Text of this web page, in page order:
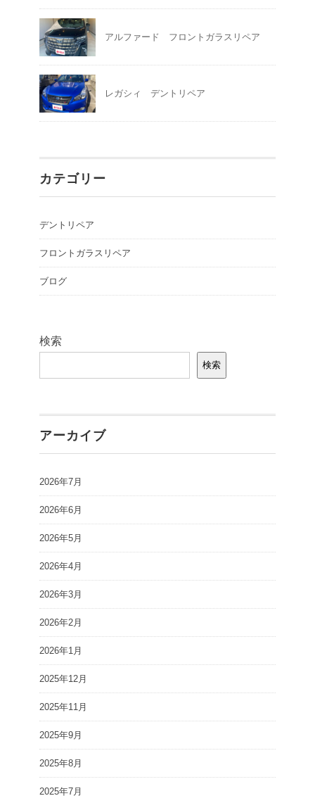
アルファード フロントガラスリペア
レガシィ デントリペア
カテゴリー
デントリペア
フロントガラスリペア
ブログ
検索
検索
アーカイブ
2026年7月
2026年6月
2026年5月
2026年4月
2026年3月
2026年2月
2026年1月
2025年12月
2025年11月
2025年9月
2025年8月
2025年7月